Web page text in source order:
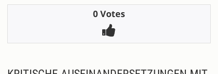
0 Votes